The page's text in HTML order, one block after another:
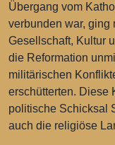
Übergang vom
verbunden war, ging
Gesellschaft, Kultur
die Reformation
militärischen
erschütterten. Diese
politische Schicksal
auch die religiöse